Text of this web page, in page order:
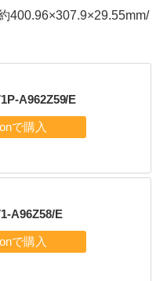
400.96×307.9×29.55mm/
A962Z59/E
A96Z58/E